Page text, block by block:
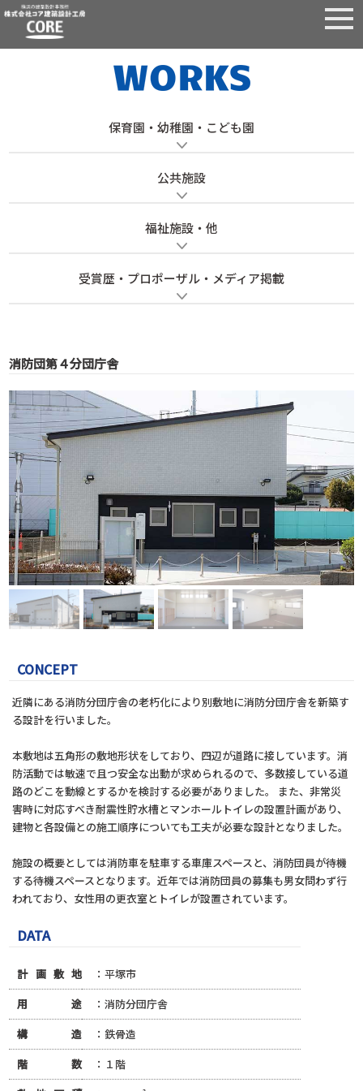
保育園・幼稚園・こども園
公共施設
福祉施設・他
受賞歴・プロポーザル・メディア掲載
消防団第４分団庁舎
CONCEPT
近隣にある消防分団庁舎の老朽化により別敷地に消防分団庁舎を新築す
る設計を行いました。
本敷地は五角形の敷地形状をしており、四辺が道路に接しています。消
防活動では敏速で且つ安全な出動が求められるので、多数接している道
路のどこを動線とするかを検討する必要がありました。 また、非常災
害時に対応すべき耐震性貯水槽とマンホールトイレの設置計画があり、
建物と各設備との施工順序についても工夫が必要な設計となりました。
施設の概要としては消防車を駐車する車庫スペースと、消防団員が待機
する待機スペースとなります。近年では消防団員の募集も男女問わず行
われており、女性用の更衣室とトイレが設置されています。
DATA
計画敷地
：平塚市
用途
：消防分団庁舎
構造
：鉄骨造
階数
：１階